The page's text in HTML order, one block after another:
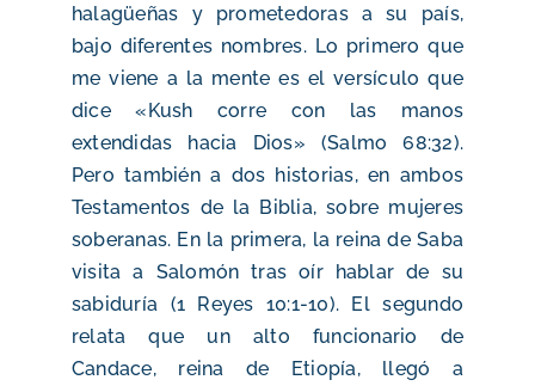
halagüeñas y prometedoras a su país,
bajo diferentes nombres. Lo primero que
me viene a la mente es el versículo que
dice «Kush corre con las manos
extendidas hacia Dios» (Salmo 68:32).
Pero también a dos historias, en ambos
Testamentos de la Biblia, sobre mujeres
soberanas. En la primera, la reina de Saba
visita a Salomón tras oír hablar de su
sabiduría (1 Reyes 10:1-10). El segundo
relata que un alto funcionario de
Candace, reina de Etiopía, llegó a